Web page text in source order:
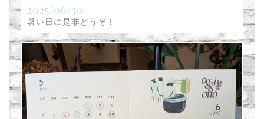
2025/06/30
暑い日に是非どうぞ！